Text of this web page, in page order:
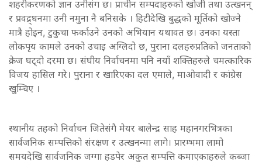
शहरीकरणको ज्ञान उनीसंग छ। प्राचीन सम्पदाहरुको खोजी तथा उत्खनन्
र प्रवद्र्धनमा उनी नमुना नै बनिसके । हिटीदेखि बुद्धको मूर्तिको खोज्ने
मात्रै होइन, टुकुचा फर्काउने उनको अभियान यथावत छ। उनका यस्ता
लोकपृय कामले उनको उचाइ अग्लिदो छ, पुराना दलहरुप्रतिको जनताको
क्रेज घट्दो दरमा छ। संघीय निर्वाचनमा पनि नयाँ शक्तिहरुले चमत्कारिक
विजय हासिल गरे। पुराना र खारिएका दल एमाले, माओवादी र कांग्रेस
खुम्चिए ।
स्थानीय तहको निर्वाचन जितेसंगै मेयर बालेन्द्र साह महानगरभित्रका
सार्वजनिक सम्पत्तिको संरक्षण र उत्खनन्मा लागे। प्रारम्भमा लामो
समयदेखि सार्वजनिक जग्गा हडपेर अकुत सम्पत्ति कमाएकाहरुले कब्जा